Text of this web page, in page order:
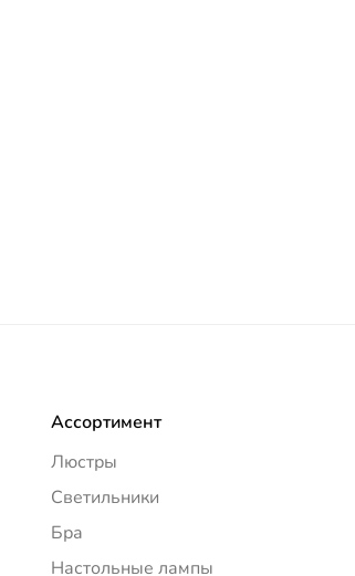
Ассортимент
Люстры
Светильники
Бра
Настольные лампы